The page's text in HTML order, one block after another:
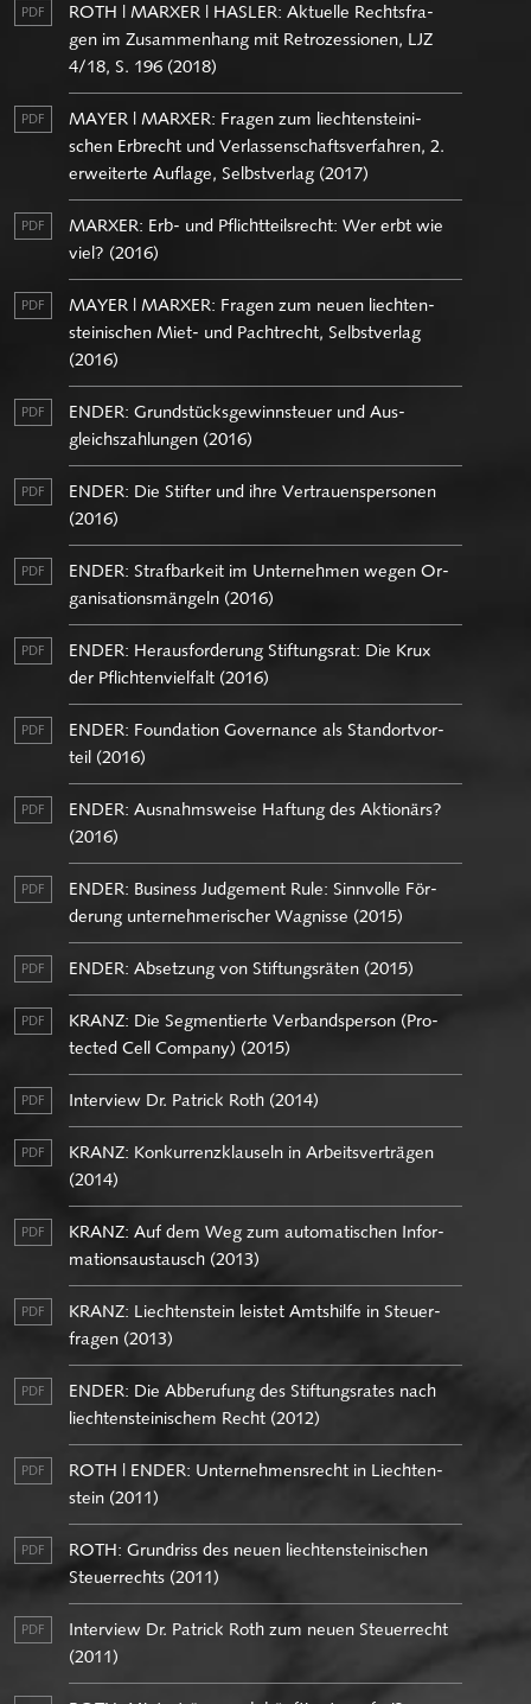
PDF
ROTH | MAR­XER | HAS­LER: Ak­tu­el­le Rechts­fra­
gen im Zu­sam­men­hang mit Re­tro­zes­sio­nen, LJZ
4/18, S. 196 (2018)
PDF
MAYER | MAR­XER: Fra­gen zum liech­ten­stei­ni­
schen Erbrecht und Ver­las­sen­schafts­ver­fah­ren, 2.
er­wei­ter­te Auf­la­ge, Selbst­ver­lag (2017)
PDF
MAR­XER: Erb- und Pflicht­teils­recht: Wer erbt wie
viel? (2016)
PDF
MAYER | MAR­XER: Fra­gen zum neuen liech­ten­
stei­ni­schen Miet- und Pacht­recht, Selbst­ver­lag
(2016)
PDF
ENDER: Grund­stücks­ge­winn­steu­er und Aus­
gleichs­zah­lun­gen (2016)
PDF
ENDER: Die Stif­ter und ihre Ver­trau­ens­per­so­nen
(2016)
PDF
ENDER: Straf­bar­keit im Un­ter­neh­men wegen Or­
ga­ni­sa­ti­ons­män­geln (2016)
PDF
ENDER: Her­aus­for­de­rung Stif­tungs­rat: Die Krux
der Pflich­ten­viel­falt (2016)
PDF
ENDER: Foun­da­ti­on Go­ver­nan­ce als Stand­ort­vor­
teil (2016)
PDF
ENDER: Aus­nahms­wei­se Haf­tung des Ak­tio­närs?
(2016)
PDF
ENDER: Busi­ness Jud­ge­ment Rule: Sinn­vol­le För­
de­rung un­ter­neh­me­ri­scher Wag­nis­se (2015)
PDF ENDER: Ab­set­zung von Stif­tungs­rä­ten (2015)
PDF
KRANZ: Die Seg­men­tier­te Ver­bands­per­son (Pro­
tec­ted Cell Com­pa­ny) (2015)
PDF In­ter­view Dr. Pa­trick Roth (2014)
PDF
KRANZ: Kon­kur­renz­klau­seln in Ar­beits­ver­trä­gen
(2014)
PDF
KRANZ: Auf dem Weg zum au­to­ma­ti­schen In­for­
ma­ti­ons­aus­tausch (2013)
PDF
KRANZ: Liech­ten­stein leis­tet Amts­hil­fe in Steu­er­
fra­gen (2013)
PDF
ENDER: Die Ab­be­ru­fung des Stif­tungs­ra­tes nach
liech­ten­stei­ni­schem Recht (2012)
PDF
ROTH | ENDER: Un­ter­neh­mens­recht in Liech­ten­
stein (2011)
PDF
ROTH: Grund­riss des neuen liech­ten­stei­ni­schen
Steu­er­rechts (2011)
PDF
In­ter­view Dr. Pa­trick Roth zum neuen Steu­er­recht
(2011)